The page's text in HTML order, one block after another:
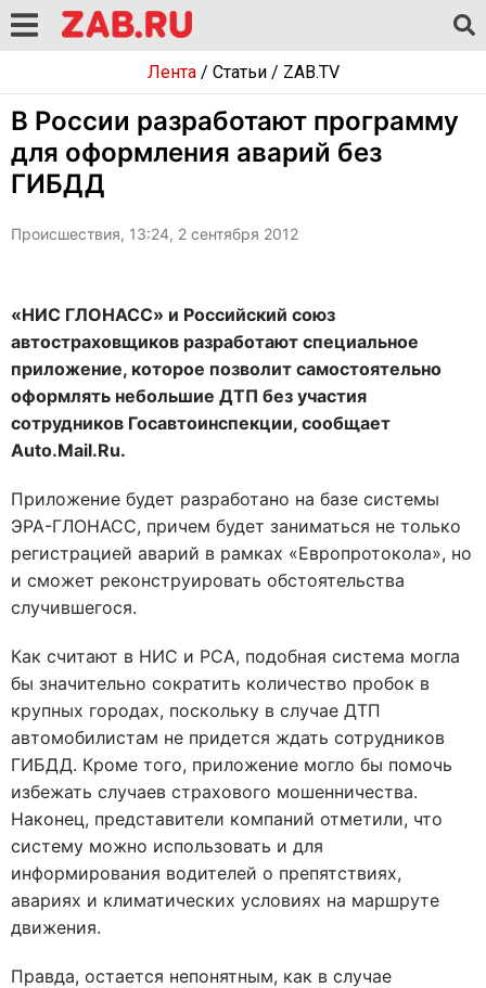
Лента/ Статьи/ ZAB.TV
В России разработают программу
для оформления аварий без
ГИБДД
Происшествия, 13:24, 2 сентября 2012
«НИС ГЛОНАСС» и Российский союз
автостраховщиков разработают специальное
приложение, которое позволит самостоятельно
оформлять небольшие ДТП без участия
сотрудников Госавтоинспекции, сообщает
Auto.Mail.Ru.
Приложение будет разработано на базе системы
ЭРА-ГЛОНАСС, причем будет заниматься не только
регистрацией аварий в рамках «Европротокола», но
и сможет реконструировать обстоятельства
случившегося.
Как считают в НИС и РСА, подобная система могла
бы значительно сократить количество пробок в
крупных городах, поскольку в случае ДТП
автомобилистам не придется ждать сотрудников
ГИБДД. Кроме того, приложение могло бы помочь
избежать случаев страхового мошенничества.
Наконец, представители компаний отметили, что
систему можно использовать и для
информирования водителей о препятствиях,
авариях и климатических условиях на маршруте
движения.
Правда, остается непонятным, как в случае